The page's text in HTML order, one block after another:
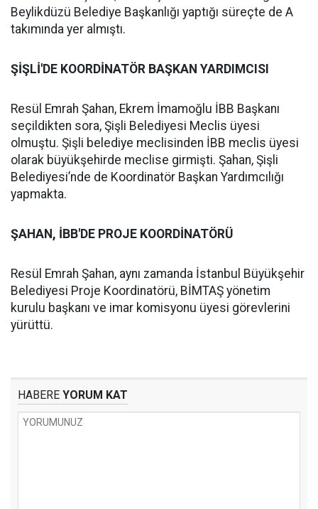
Beylikdüzü Belediye Başkanlığı yaptığı süreçte de A
takımında yer almıştı.
ŞİŞLİ'DE KOORDİNATÖR BAŞKAN YARDIMCISI
Resül Emrah Şahan, Ekrem İmamoğlu İBB Başkanı
seçildikten sora, Şişli Belediyesi Meclis üyesi
olmuştu. Şişli belediye meclisinden İBB meclis üyesi
olarak büyükşehirde meclise girmişti. Şahan, Şişli
Belediyesi’nde de Koordinatör Başkan Yardımcılığı
yapmakta.
ŞAHAN, İBB'DE PROJE KOORDİNATÖRÜ
Resül Emrah Şahan, aynı zamanda İstanbul Büyükşehir
Belediyesi Proje Koordinatörü, BİMTAŞ yönetim
kurulu başkanı ve imar komisyonu üyesi görevlerini
yürüttü.
HABERE YORUM KAT